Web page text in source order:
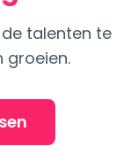
talenten te
groeien.